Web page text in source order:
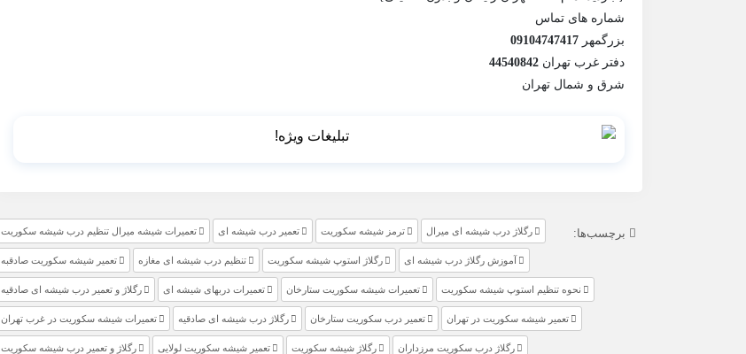
شماره های تماس
بزرگمهر 09104747417
دفتر غرب تهران 44540842
شرق و شمال تهران
برچسب‌ها: رگلاژ درب شیشه ای میرال ترمز شیشه سکوریت تعمیر درب شیشه ای تعمیرات شیشه میرال تنظیم درب شیشه سکوریت
آموزش رگلاژ درب شیشه ای رگلاژ استوپ شیشه سکوریت تنظیم درب شیشه ای مغازه تعمیر شیشه سکوریت صادقبه
نحوه تنظیم استوپ شیشه سکوریت تعمیرات شیشه سکوریت ستارخان تعمیرات دربهای شیشه ای رگلاژ و تعمیر درب شیشه ای صادقیه
تعمیر شیشه سکوریت در تهران تعمیر درب سکوریت ستارخان رگلاژ درب شیشه ای صادقیه تعمیرات شیشه سکوریت در غرب تهران
رگلاژ درب سکوریت مرزداران رگلاژ شیشه سکوریت تعمیر شیشه سکوریت لولایی رگلاژ و تعمیر درب شیشه سکوریت